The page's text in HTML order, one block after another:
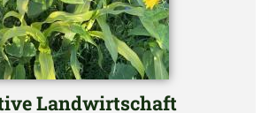
Landwirtschaft